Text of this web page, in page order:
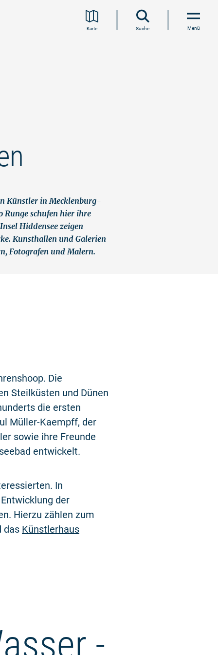
Karte Suche Menü
Künstler in Mecklenburg-
schufen hier ihre
Hiddensee zeigen
Kunsthallen und Galerien
Fotografen und Malern.
Die
Steilküsten und Dünen
die ersten
Müller-Kaempff, der
sowie ihre Freunde
entwickelt.
In
der
Hierzu zählen zum
das Künstlerhaus
-